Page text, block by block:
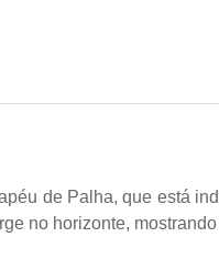
de Palha, que está
no horizonte,